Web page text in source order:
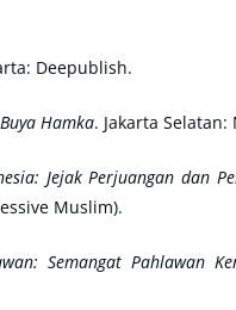
Deepublish.
Hamka. Jakarta Selatan:
Jejak Perjuangan dan
Muslim).
Semangat Pahlawan